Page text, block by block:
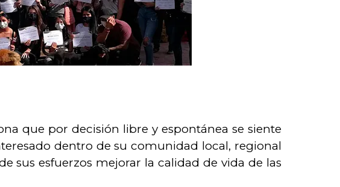
que por decisión libre y espontánea se siente
dentro de su comunidad local, regional
sus esfuerzos mejorar la calidad de vida de las